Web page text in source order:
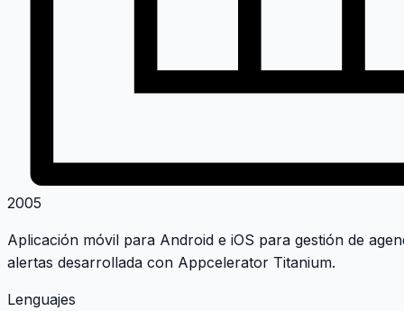
2005
Aplicación móvil para Android e iOS para gestión de
alertas desarrollada con Appcelerator Titanium.
Lenguajes